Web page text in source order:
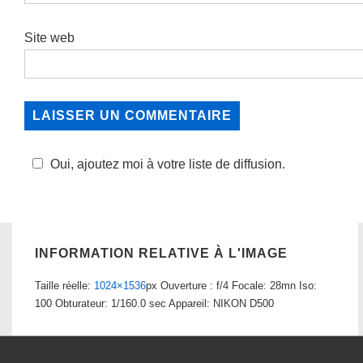
Site web
Oui, ajoutez moi à votre liste de diffusion.
INFORMATION RELATIVE À L'IMAGE
Taille réelle: 1024×1536px Ouverture : f/4 Focale: 28mn Iso:
100 Obturateur: 1/160.0 sec Appareil: NIKON D500